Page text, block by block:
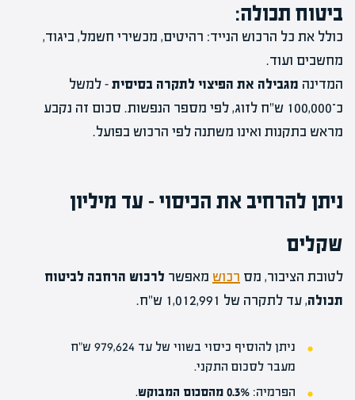
ביטוח תכולה:
כולל את כל הרכוש הנייד: רהיטים, מכשירי חשמל, ביגוד,
מחשבים ועוד.
המדינה מגבילה את הפיצוי לתקרה בסיסית– למשל
כ־100,000 ש"ח לזוג, לפי מספר הנפשות. סכום זה נקבע
מראש בתקנות ואינו משתנה לפי הרכוש בפועל.
ניתן להרחיב את הכיסוי – עד מיליון
שקלים
לטובת הציבור, מס רכוש מאפשר לרכוש הרחבה לביטוח
תכולה, עד לתקרה של 1,012,991 ש"ח.
ניתן להוסיף כיסוי בשווי של עד 979,624 ש"ח
מעבר לסכום התקני.
הפרמיה: 0.3% מהסכום המבוקש
.